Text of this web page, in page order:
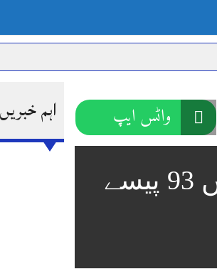
چارسدہ کا بہادر سپوت وطن کی حرمت پر
اہم خبریں واٹس ایپ
بجلی صارفین کیلیے جنوری کے بلوں میں 93 پیسے